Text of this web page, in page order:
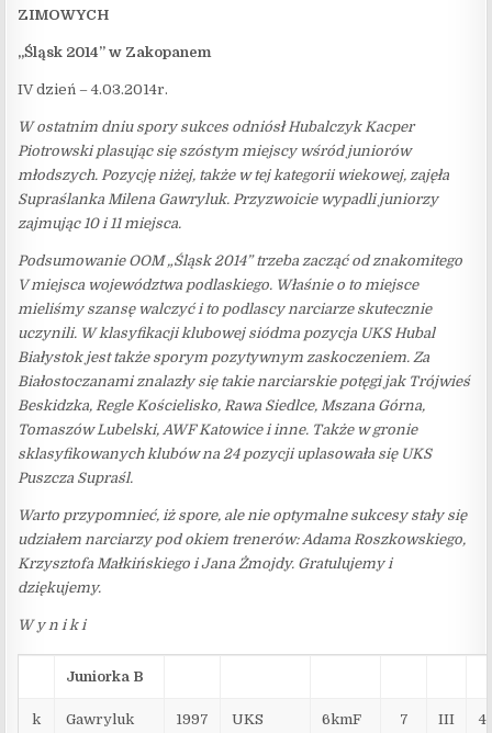
ZIMOWYCH
„Śląsk 2014” w Zakopanem
IV dzień – 4.03.2014r.
W ostatnim dniu spory sukces odniósł Hubalczyk Kacper
Piotrowski plasując się szóstym miejscy wśród juniorów
młodszych. Pozycję niżej, także w tej kategorii wiekowej, zajęła
Supraślanka Milena Gawryluk. Przyzwoicie wypadli juniorzy
zajmując 10 i 11 miejsca.
Podsumowanie OOM „Śląsk 2014” trzeba zacząć od znakomitego
V miejsca województwa podlaskiego. Właśnie o to miejsce
mieliśmy szansę walczyć i to podlascy narciarze skutecznie
uczynili. W klasyfikacji klubowej siódma pozycja UKS Hubal
Białystok jest także sporym pozytywnym zaskoczeniem. Za
Białostoczanami znalazły się takie narciarskie potęgi jak Trójwieś
Beskidzka, Regle Kościelisko, Rawa Siedlce, Mszana Górna,
Tomaszów Lubelski, AWF Katowice i inne. Także w gronie
sklasyfikowanych klubów na 24 pozycji uplasowała się UKS
Puszcza Supraśl.
Warto przypomnieć, iż spore, ale nie optymalne sukcesy stały się
udziałem narciarzy pod okiem trenerów: Adama Roszkowskiego,
Krzysztofa Małkińskiego i Jana Żmojdy. Gratulujemy i
dziękujemy.
W y n i k i
Juniorka B
k
Gawryluk
1997
UKS
6kmF 7 III 4